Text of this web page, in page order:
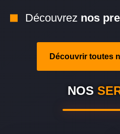
Découvrez nos
Découvrir toutes
NOS